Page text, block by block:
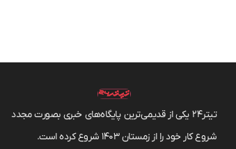
تیتر24 یکی از قدیمی‌ترین پایگاه‌های خبری بصورت مجدد
شروع کار خود را از زمستان 1403 شروع کرده است.